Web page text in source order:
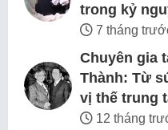
trong kỷ
7 tháng
Chuyên gia
Thành: Từ
vị thế trung
12 tháng